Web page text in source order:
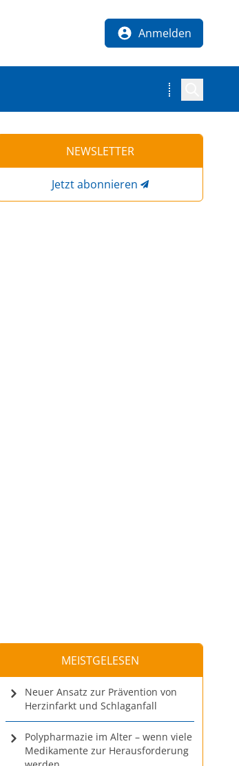
Anmelden
NEWSLETTER
Jetzt abonnieren
MEISTGELESEN
Neuer Ansatz zur Prävention von
Herzinfarkt und Schlaganfall
Polypharmazie im Alter – wenn viele
Medikamente zur Herausforderung